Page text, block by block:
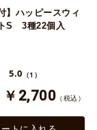
】ハッピースウィ
S 3種22個入
5.0 （1）
￥2,700 （税込）